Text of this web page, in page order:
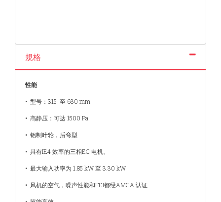
規格
性能
• 型号：315 至 630 mm
• 高静压：可达 1500 Pa
• 铝制叶轮，后弯型
• 具有IE4 效率的三相EC 电机。
• 最大输入功率为 1.85 kW 至 3.30 kW
• 风机的空气，噪声性能和FEI都经AMCA 认证